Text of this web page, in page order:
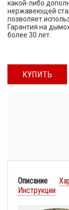
какой-либо
нержавеющей
позволяет
Гарантия на
более 30 лет.
КУПИТЬ
Описание
Инструкции